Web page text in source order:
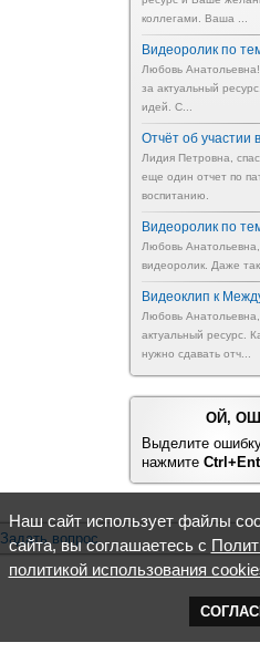
коллегами. Ваша ...
Видеоролик по
Любовь
за актуальный
идей. С...
Отчёт об участии
Лидия Петровна,
еще один отчет по
воспитанию.
Видеоролик по
Любовь
видеоролик. Даже
Видеоклип к
Любовь
актуальный ресурс.
нужно сдавать отч...
ОЙ,
Выделите
нажмите
Задать вопрос
Наш сайт использует файлы
сайта, вы соглашаетесь с
политикой использования